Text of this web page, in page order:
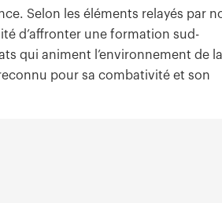
Selon les éléments relayés par
d’affronter une formation sud-
qui animent l’environnement de la
pour sa combativité et son